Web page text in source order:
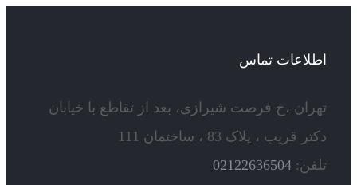
اطلاعات تماس
تهران ،خ فرصت شیرازی، بعد از تقاطع با خیابان
دکتر قریب ، پلاک 83 ، ساختمان 111
تلفن: 02122636504